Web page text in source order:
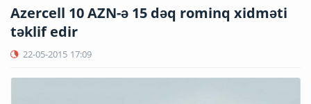
Azercell 10 AZN-ə 15 dəq rominq xidməti
təklif edir
22-05-2015 17:09